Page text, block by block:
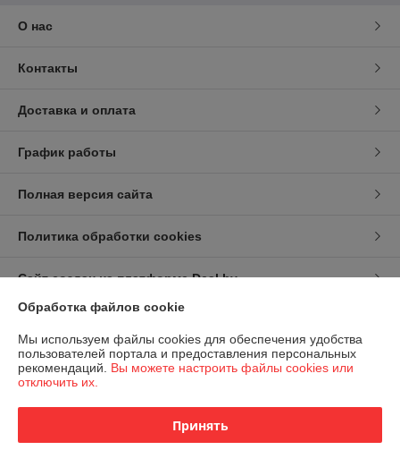
О нас
Контакты
Доставка и оплата
График работы
Полная версия сайта
Политика обработки cookies
Сайт создан на платформе Deal.by
Информация для покупателя
Индивидуальный предприниматель:ИП Карпов Игорь Васильевич
г.Минск,ул.Рафиева,88-36
Регистрационный номер ЕГР: 192693248
Обработка файлов cookie
Мы используем файлы cookies для обеспечения удобства
пользователей портала и предоставления персональных
рекомендаций. Вы можете настроить файлы cookies или
отключить их.
Принять